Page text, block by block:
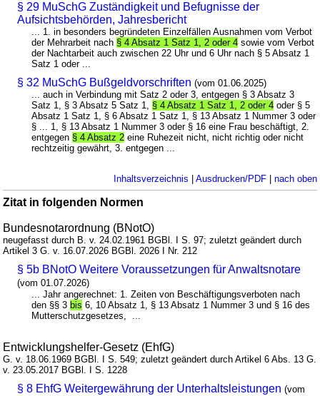
§ 29 MuSchG Zuständigkeit und Befugnisse der
Aufsichtsbehörden, Jahresbericht
... 1. in besonders begründeten Einzelfällen Ausnahmen vom Verbot
der Mehrarbeit nach § 4 Absatz 1 Satz 1, 2 oder 4 sowie vom Verbot
der Nachtarbeit auch zwischen 22 Uhr und 6 Uhr nach § 5 Absatz 1
Satz 1 oder ...
§ 32 MuSchG Bußgeldvorschriften (vom 01.06.2025)
... auch in Verbindung mit Satz 2 oder 3, entgegen § 3 Absatz 3
Satz 1, § 3 Absatz 5 Satz 1, § 4 Absatz 1 Satz 1, 2 oder 4 oder § 5
Absatz 1 Satz 1, § 6 Absatz 1 Satz 1, § 13 Absatz 1 Nummer 3 oder
§ ... 1, § 13 Absatz 1 Nummer 3 oder § 16 eine Frau beschäftigt, 2.
entgegen § 4 Absatz 2 eine Ruhezeit nicht, nicht richtig oder nicht
rechtzeitig gewährt, 3. entgegen ...
Inhaltsverzeichnis Ausdrucken/PDF| nach oben
Zitat in folgenden Normen
Bundesnotarordnung (BNotO)
neugefasst durch B. v. 24.02.1961 BGBl. I S. 97; zuletzt geändert durch
Artikel 3 G. v. 16.07.2026 BGBl. 2026 I Nr. 212
§ 5b BNotO Weitere Voraussetzungen für Anwaltsnotare
(vom 01.07.2026)
... Jahr angerechnet: 1. Zeiten von Beschäftigungsverboten nach
den §§ 3 bis 6, 10 Absatz 1, § 13 Absatz 1 Nummer 3 und § 16 des
Mutterschutzgesetzes, ...
Entwicklungshelfer-Gesetz (EhfG)
G. v. 18.06.1969 BGBl. I S. 549; zuletzt geändert durch Artikel 6 Abs. 13 G.
v. 23.05.2017 BGBl. I S. 1228
§ 8 EhfG Weitergewährung der Unterhaltsleistungen (vom